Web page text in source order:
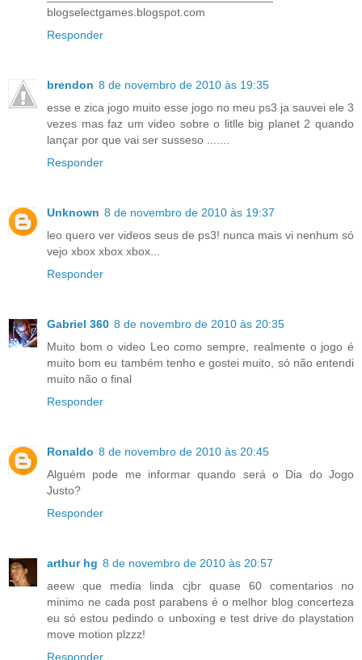
blogselectgames.blogspot.com
Responder
brendon 8 de novembro de 2010 às 19:35
esse e zica jogo muito esse jogo no meu ps3 ja sauvei ele 3
vezes mas faz um video sobre o litlle big planet 2 quando
lançar por que vai ser susseso .......
Responder
Unknown 8 de novembro de 2010 às 19:37
leo quero ver videos seus de ps3! nunca mais vi nenhum só
vejo xbox xbox xbox...
Responder
Gabriel 360 8 de novembro de 2010 às 20:35
Muito bom o video Leo como sempre, realmente o jogo é
muito bom eu também tenho e gostei muito, só não entendi
muito não o final
Responder
Ronaldo 8 de novembro de 2010 às 20:45
Alguém pode me informar quando será o Dia do Jogo
Justo?
Responder
arthur hg 8 de novembro de 2010 às 20:57
aeew que media linda cjbr quase 60 comentarios no
minimo ne cada post parabens é o melhor blog concerteza
eu só estou pedindo o unboxing e test drive do playstation
move motion plzzz!
Responder